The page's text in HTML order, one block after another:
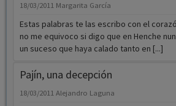
18/03/2011 Margarita García
Estas palabras te las escribo con el
no me equivoco si digo que en Henche
un suceso que haya calado tanto en [...]
Pajín, una decepción
18/03/2011 Alejandro Laguna